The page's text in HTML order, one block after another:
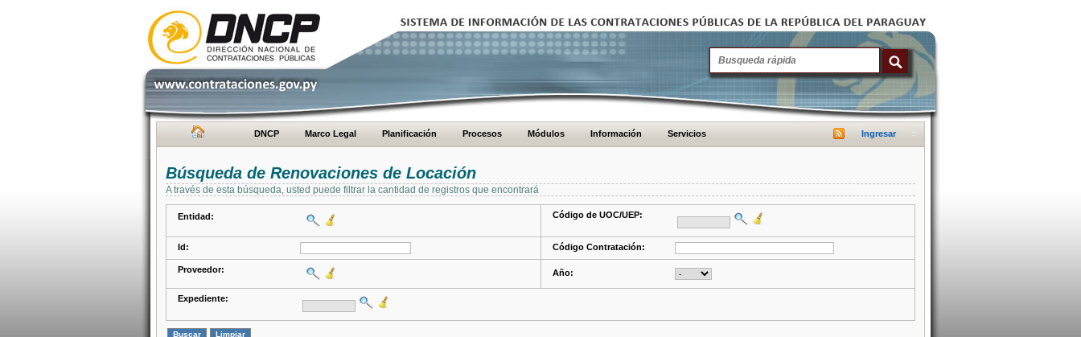
DNCP Marco Legal Planificación Procesos Módulos Información Servicios Ingresar
Búsqueda de Renovaciones de Locación
A través de esta búsqueda, usted puede filtrar la cantidad de registros que encontrará
Entidad: Código de UOC/UEP:
Id: Código Contratación:
Proveedor: Año:
Expediente: